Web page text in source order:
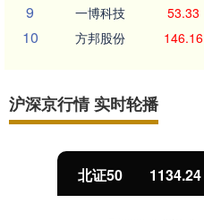
9 一博科技 53.33
10 方邦股份 146.16
沪深京行情 实时轮播
北证50 1134.24